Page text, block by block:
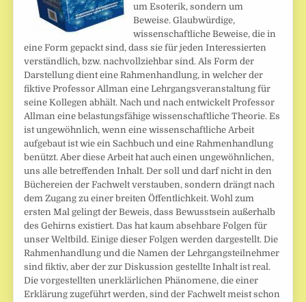
um Esoterik, sondern um
Beweise. Glaubwürdige,
wissenschaftliche Beweise, die in
eine Form gepackt sind, dass sie für jeden Interessierten
verständlich, bzw. nachvollziehbar sind. Als Form der
Darstellung dient eine Rahmenhandlung, in welcher der
fiktive Professor Allman eine Lehrgangsveranstaltung für
seine Kollegen abhält. Nach und nach entwickelt Professor
Allman eine belastungsfähige wissenschaftliche Theorie. Es
ist ungewöhnlich, wenn eine wissenschaftliche Arbeit
aufgebaut ist wie ein Sachbuch und eine Rahmenhandlung
benützt. Aber diese Arbeit hat auch einen ungewöhnlichen,
uns alle betreffenden Inhalt. Der soll und darf nicht in den
Büchereien der Fachwelt verstauben, sondern drängt nach
dem Zugang zu einer breiten Öffentlichkeit. Wohl zum
ersten Mal gelingt der Beweis, dass Bewusstsein außerhalb
des Gehirns existiert. Das hat kaum absehbare Folgen für
unser Weltbild. Einige dieser Folgen werden dargestellt. Die
Rahmenhandlung und die Namen der Lehrgangsteilnehmer
sind fiktiv, aber der zur Diskussion gestellte Inhalt ist real.
Die vorgestellten unerklärlichen Phänomene, die einer
Erklärung zugeführt werden, sind der Fachwelt meist schon